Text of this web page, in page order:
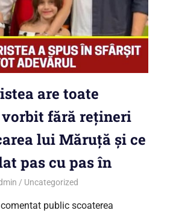
are toate
fără rețineri
lui Măruță și ce
pas cu pas în
Uncategorized
public scoaterea